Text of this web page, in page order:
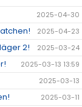
2025-04-30
2025-04-23
2! 2025-03-24
2025-03-13 13:59
2025-03-13
2025-03-11